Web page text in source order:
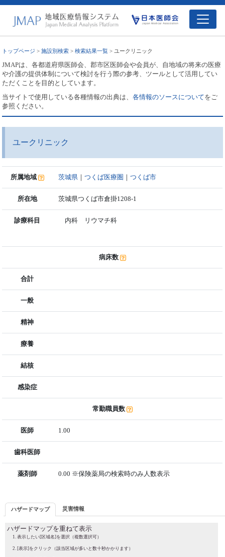
トップページ >施設別検索 >検索結果一覧 > ユークリニック
JMAPは、各都道府県医師会、郡市区医師会や会員が、自地域の将来の医療
や介護の提供体制について検討を行う際の参考、ツールとして活用してい
ただくことを目的としています。
当サイトで使用している各種情報の出典は、各情報のソースについてをご
参照ください。
ユークリニック
所属地域 茨城県 ｜つくば医療圏 ｜つくば市
所在地 茨城県つくば市倉掛1208-1
診療科目 内科 リウマチ科
病床数
合計
一般
精神
療養
結核
感染症
常勤職員数
医師 1.00
歯科医師
薬剤師 0.00 ※保険薬局の検索時のみ人数表示
ハザードマップ 災害情報
ハザードマップを重ねて表示
表示したい[区域名]を選択（複数選択可）
[表示]をクリック（該当区域が多いと数十秒かかります）